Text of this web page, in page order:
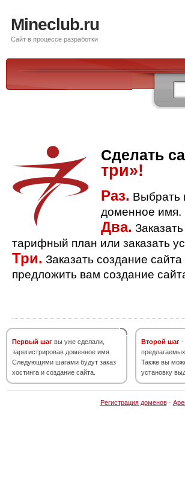
Mineclub.ru
Сайт в процессе разработки
Сделать
три»!
Раз. Выбрать
доменное имя.
Два.
тарифный план или заказать
Три. Заказать создание
предложить вам создание
Первый шаг вы уже сделали,
зарегистрировав доменное имя.
Следующими шагами будут заказ
хостинга и создание сайта.
Второй шаг -
Также вы
установку
Регистрация доменов·